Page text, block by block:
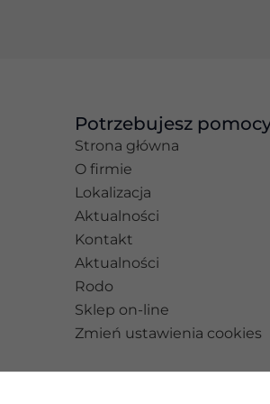
Potrzebujesz
Strona główna
O firmie
Lokalizacja
Aktualności
Kontakt
Aktualności
Rodo
Sklep on-line
Zmień ustawienia cookies